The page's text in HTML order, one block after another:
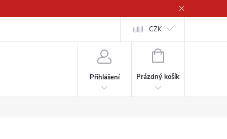
CZK
Přihlášení
NÁKUPNÍ
Prázdný košík